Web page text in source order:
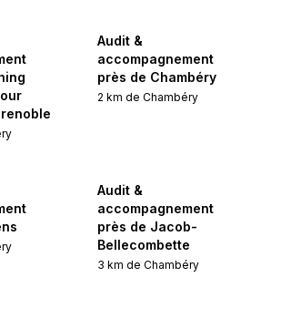
Audit &
accompagnement
près de Chambéry
2 km de Chambéry
Audit &
accompagnement
près de Jacob-
Bellecombette
3 km de Chambéry